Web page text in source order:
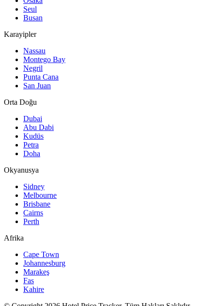
Seul
Busan
Karayipler
Nassau
Montego Bay
Negril
Punta Cana
San Juan
Orta Doğu
Dubai
Abu Dabi
Kudüs
Petra
Doha
Okyanusya
Sidney
Melbourne
Brisbane
Cairns
Perth
Afrika
Cape Town
Johannesburg
Marakeş
Fas
Kahire